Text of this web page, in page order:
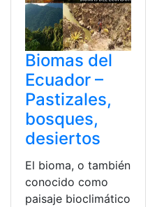
Biomas del
Ecuador –
Pastizales,
bosques,
desiertos
El bioma, o también
conocido como
paisaje bioclimático